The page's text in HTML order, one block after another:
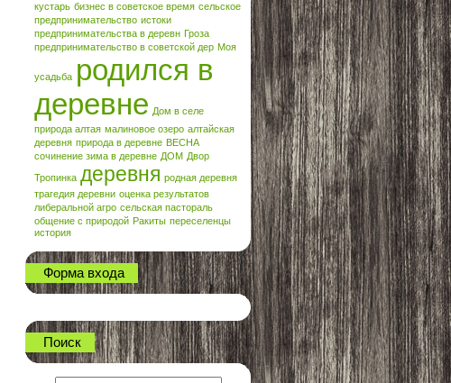
кустарь бизнес в советское время сельское
предпринимательство истоки
предпринимательства в деревн Гроза
предпринимательство в советской дер Моя
усадьба родился в
деревне Дом в селе
природа алтая малиновое озеро алтайская
деревня природа в деревне ВЕСНА
сочинение зима в деревне ДОМ Двор
Тропинка деревня родная деревня
трагедия деревни оценка результатов
либеральной агро сельская пастораль
общение с природой Ракиты переселенцы
история
Форма входа
Поиск